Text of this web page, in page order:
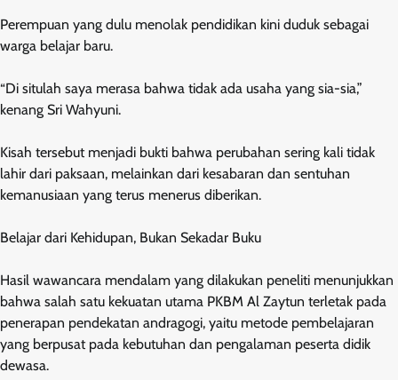
Perempuan yang dulu menolak pendidikan kini duduk sebagai
warga belajar baru.
“Di situlah saya merasa bahwa tidak ada usaha yang sia-sia,”
kenang Sri Wahyuni.
Kisah tersebut menjadi bukti bahwa perubahan sering kali tidak
lahir dari paksaan, melainkan dari kesabaran dan sentuhan
kemanusiaan yang terus menerus diberikan.
Belajar dari Kehidupan, Bukan Sekadar Buku
Hasil wawancara mendalam yang dilakukan peneliti menunjukkan
bahwa salah satu kekuatan utama PKBM Al Zaytun terletak pada
penerapan pendekatan andragogi, yaitu metode pembelajaran
yang berpusat pada kebutuhan dan pengalaman peserta didik
dewasa.